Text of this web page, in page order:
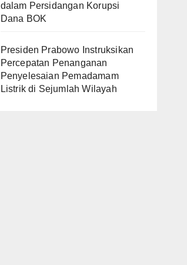
dalam Persidangan Korupsi
Dana BOK
Presiden Prabowo Instruksikan
Percepatan Penanganan
Penyelesaian Pemadamam
Listrik di Sejumlah Wilayah